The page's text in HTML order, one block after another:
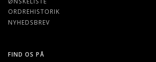
ORDREHISTORIK
NYHEDSBREV
FIND OS PÅ